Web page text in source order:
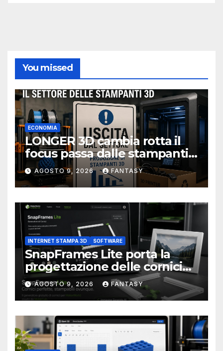
You missed
ECONOMIA
LONGER 3D cambia rotta il
focus passa dalle stampanti
3D alla stampa UV?
AGOSTO 9, 2026 FANTASY
INTERNET STAMPA 3D SOFTWARE
SnapFrames Lite porta la
progettazione delle cornici
personalizzate direttamente
nel browser
AGOSTO 9, 2026 FANTASY